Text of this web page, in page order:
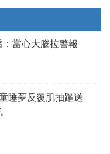
當心大腦拉警報
睡夢反覆肌抽躍送